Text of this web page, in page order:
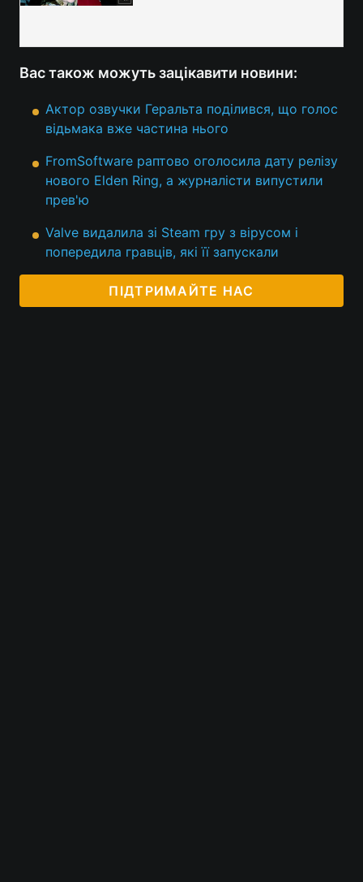
Вас також можуть зацікавити новини:
Актор озвучки Геральта поділився, що голос
відьмака вже частина нього
FromSoftware раптово оголосила дату релізу
нового Elden Ring, а журналісти випустили
прев'ю
Valve видалила зі Steam гру з вірусом і
попередила гравців, які її запускали
ПІДТРИМАЙТЕ НАС